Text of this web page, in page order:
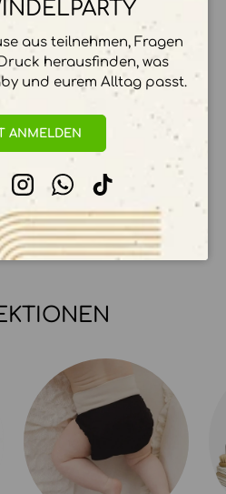
werden sicher
keine
aus teilnehmen, Fragen
herausfinden, was
und eurem Alltag passt.
ANMELDEN
InstagramWhatsApp
TikTok